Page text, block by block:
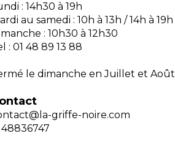
: 14h30 à 19h
au samedi : 10h à 13h / 14h à 19h
: 10h30 à 12h30
: 01 48 89 13 88
le dimanche en Juillet et Août
griffe-noire.com